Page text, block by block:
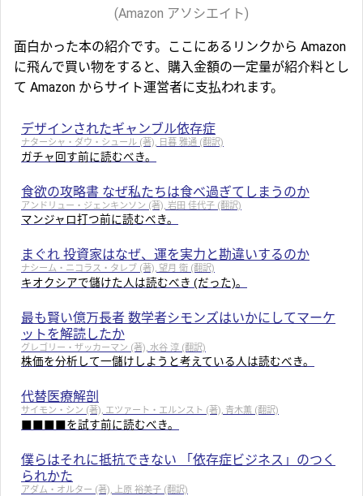
(Amazon アソシエイト)
面白かった本の紹介です。ここにあるリンクから Amazon
に飛んで買い物をすると、購入金額の一定量が紹介料とし
て Amazon からサイト運営者に支払われます。
デザインされたギャンブル依存症
ナターシャ・ダウ・シュール (著), 日暮 雅通 (翻訳)
ガチャ回す前に読むべき。
食欲の攻略書 なぜ私たちは食べ過ぎてしまうのか
アンドリュー・ジェンキンソン (著), 岩田 佳代子 (翻訳)
マンジャロ打つ前に読むべき。
まぐれ 投資家はなぜ、運を実力と勘違いするのか
ナシーム・ニコラス・タレブ (著), 望月 衛 (翻訳)
キオクシアで儲けた人は読むべき (だった)。
最も賢い億万長者 数学者シモンズはいかにしてマーケ
ットを解読したか
グレゴリー・ザッカーマン (著), 水谷 淳 (翻訳)
株価を分析して一儲けしようと考えている人は読むべき。
代替医療解剖
サイモン・シン (著), エツァート・エルンスト (著), 青木薫 (翻訳)
■■■■を試す前に読むべき。
僕らはそれに抵抗できない 「依存症ビジネス」のつく
られかた
アダム・オルター (著), 上原 裕美子 (翻訳)